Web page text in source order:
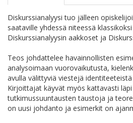
Diskurssianalyysi tuo jälleen
saataville yhdessä niteessä
Diskurssianalyysin aakkoset ja
Teos johdattelee havainnollisten
analysoimaan vuorovaikutusta,
avulla välittyviä viestejä
Kirjoittajat käyvät myös kattavasti
tutkimussuuntausten taustoja ja
on uusi johdanto ja esimerkit on